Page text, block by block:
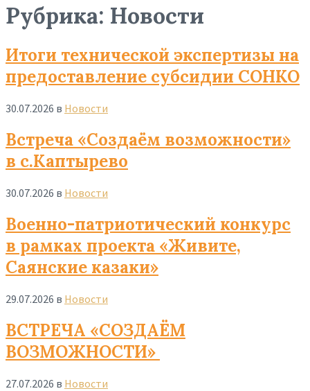
Рубрика: Новости
Итоги технической экспертизы на
предоставление субсидии СОНКО
30.07.2026 в Новости
Read
More
Встреча «Создаём возможности»
в с.Каптырево
30.07.2026 в Новости
Read
More
Военно-патриотический конкурс
в рамках проекта «Живите,
Саянские казаки»
29.07.2026 в Новости
Read
More
ВСТРЕЧА «СОЗДАЁМ
ВОЗМОЖНОСТИ»
27.07.2026 в Новости